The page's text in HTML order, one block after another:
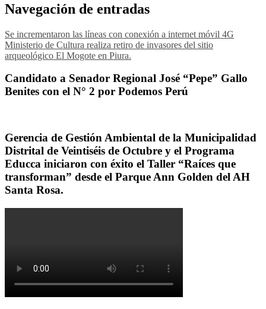
Navegación de entradas
Se incrementaron las líneas con conexión a internet móvil 4G
Ministerio de Cultura realiza retiro de invasores del sitio
arqueológico El Mogote en Piura.
Candidato a Senador Regional José “Pepe” Gallo
Benites con el N° 2 por Podemos Perú
Gerencia de Gestión Ambiental de la Municipalidad
Distrital de Veintiséis de Octubre y el Programa
Educca iniciaron con éxito el Taller “Raíces que
transforman” desde el Parque Ann Golden del AH
Santa Rosa.